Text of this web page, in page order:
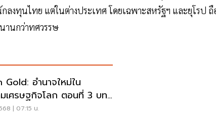
งทุนไทย แต่ในต่างประเทศ โดยเฉพาะสหรัฐฯ และยุโรป ถื
านกว่าทศวรรษ
Gold: อำนาจใหม่ใน
เศรษฐกิจโลก ตอนที่ 3 บท
การลงทุนในศตวรรษที่ 21
| 07:15 น.